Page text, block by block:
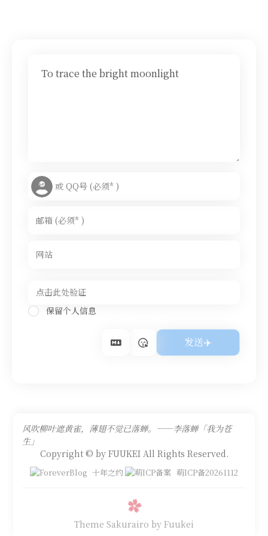
To trace the bright moonlight
保留个人信息
风吹柳叶遮黄雀，薄翅不觉已落蝉。——李落蝉「我为苍
生」
Copyright © by FUUKEI All Rights Reserved.
十年之约 萌ICP备20261112
Theme Sakurairo by Fuukei